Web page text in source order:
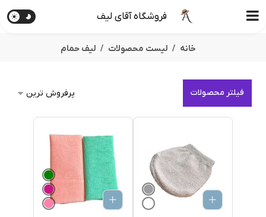
فروشگاه آقای لیف
خانه لیست محصولات لیف حمام
فیلتر محصولات